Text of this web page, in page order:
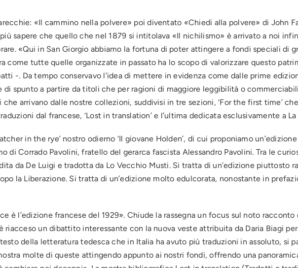
«Il cammino nella polvere» poi diventato «Chiedi alla polvere» di John
sapere che quello che nel 1879 si intitolava «Il nichilismo» è arrivato a noi
«Qui in San Giorgio abbiamo la fortuna di poter attingere a fondi speciali di
come tutte quelle organizzate in passato ha lo scopo di valorizzare questo
-. Da tempo conservavo l’idea di mettere in evidenza come dalle prime
di spunto a partire da titoli che per ragioni di maggiore leggibilità o
arrivano dalle nostre collezioni, suddivisi in tre sezioni, ‘For the first time’
dal francese, ‘Lost in translation’ e l’ultima dedicata esclusivamente a
in the rye’ nostro odierno ‘Il giovane Holden’, di cui proponiamo
di Corrado Pavolini, fratello del gerarca fascista Alessandro Pavolini. Tra le
da De Luigi e tradotta da Lo Vecchio Musti. Si tratta di un’edizione
la Liberazione. Si tratta di un’edizione molto edulcorata, nonostante in
è l’edizione francese del 1929». Chiude la rassegna un focus sul noto
un dibattito interessante con la nuova veste attribuita da Daria Biagi
della letteratura tedesca che in Italia ha avuto più traduzioni in assoluto, si
molte di queste attingendo appunto ai nostri fondi, offrendo una